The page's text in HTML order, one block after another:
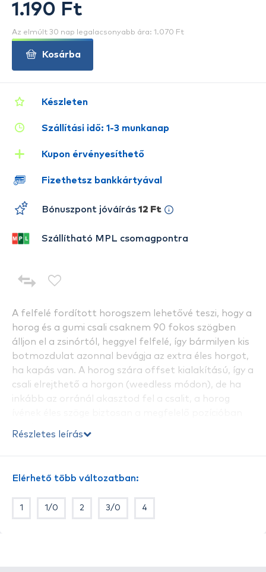
A felfelé fordított horogszem lehetővé teszi, hogy a
horog és a gumi csali csaknem 90 fokos szögben
álljon el a zsinórtól, heggyel felfelé, így bármilyen kis
botmozdulat azonnal bevágja az extra éles horgot,
ha kapás van. A horog szára offset kialakítású, így a
csali elrejthető a horgon (weedless módon), de ha
inkább az orránál akasztod fel a csalit, a horog
Részletes leírás
Elérhető több változatban:
1 1/0 2 3/0 4
Készleten
Szállítási idő: 1-3 munkanap
Kupon érvényesíthető
Fizethetsz bankkártyával
Bónuszpont jóváírás 12 Ft
Szállítható MPL csomagpontra
1.190 Ft
Az elmúlt 30 nap legalacsonyabb ára: 1.070 Ft
Kosárba